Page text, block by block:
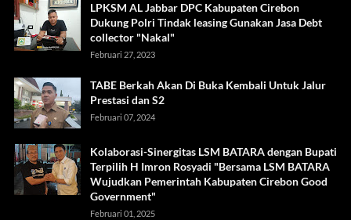
LPKSM AL Jabbar DPC Kabupaten Cirebon
Dukung Polri Tindak leasing Gunakan Jasa Debt
collector "Nakal"
Februari 27, 2023
TABE Berkah Akan Di Buka Kembali Untuk Jalur
Prestasi dan S2
Februari 07, 2024
Kolaborasi-Sinergitas LSM BATARA dengan Bupati
Terpilih H Imron Rosyadi "Bersama LSM BATARA
Wujudkan Pemerintah Kabupaten Cirebon Good
Government"
Februari 01, 2025